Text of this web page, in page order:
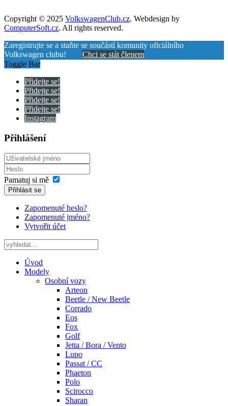
Copyright © 2025 VolkswagenClub.cz. Webdesign by
ComputerSoft.cz. All rights reserved.
Zaregistrujte se a staňte se součástí komunity oficiálního
Volkswagen clubu! Chci se stát členem
Toggle Bar
Přidejte se!
Přidejte se!
Přidejte se!
Přidejte se!
Instagram
Přihlášení
Pamatuj si mě
Přihlásit se
Zapomenuté heslo?
Zapomenuté jméno?
Vytvořit účet
Úvod
Modely
Osobní vozy
Arteon
Beetle / New Beetle
Corrado
Eos
Fox
Golf
Jetta / Bora / Vento
Lupo
Passat / CC
Phaeton
Polo
Scirocco
Sharan